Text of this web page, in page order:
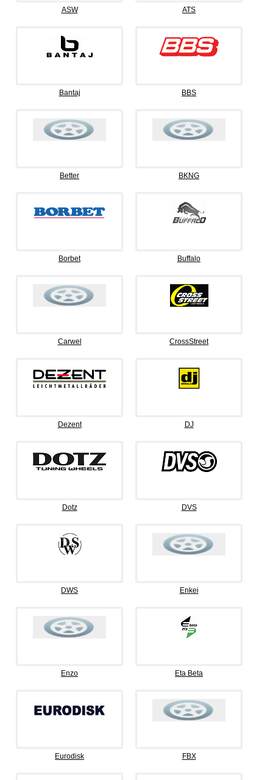
ASW ATS
Bantaj BBS
Better BKNG
Borbet Buffalo
Carwel CrossStreet
Dezent DJ
Dotz DVS
DWS Enkei
Enzo Eta Beta
Eurodisk FBX